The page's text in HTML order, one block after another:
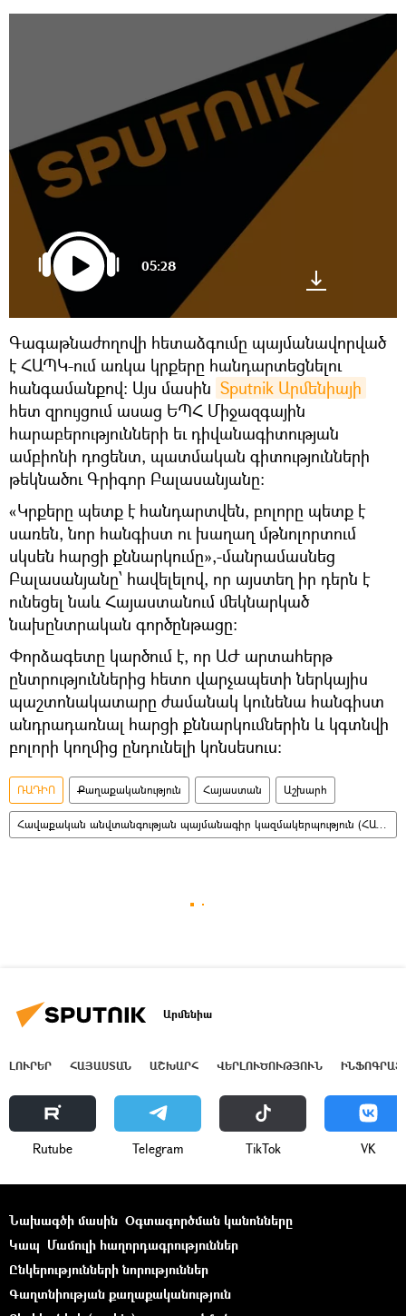
05:28
Գագաթնաժողովի հետաձգումը պայմանավորված
է ՀԱՊԿ-ում առկա կրքերը հանդարտեցնելու
հանգամանքով: Այս մասին Sputnik Արմենիայի
հետ զրույցում ասաց ԵՊՀ Միջազգային
հարաբերությունների եւ դիվանագիտության
ամբիոնի դոցենտ, պատմական գիտությունների
թեկնածու Գրիգոր Բալասանյանը:
«Կրքերը պետք է հանդարտվեն, բոլորը պետք է
սառեն, նոր հանգիստ ու խաղաղ մթնոլորտում
սկսեն հարցի քննարկումը»,-մանրամասնեց
Բալասանյանը՝ հավելելով, որ այստեղ իր դերն է
ունեցել նաև Հայաստանում մեկնարկած
նախընտրական գործընթացը:
Փորձագետը կարծում է, որ ԱԺ արտահերթ
ընտրություններից հետո վարչապետի ներկայիս
պաշտոնակատարը ժամանակ կունենա հանգիստ
անդրադառնալ հարցի քննարկումներին և կգտնվի
բոլորի կողմից ընդունելի կոնսեսուս:
ՌԱԴԻՈ Քաղաքականություն Հայաստան Աշխարհ
Հավաքական անվտանգության պայմանագիր կազմակերպություն (ՀԱՊԿ)
Արմենիա
ԼՈՒՐԵՐ ՀԱՅԱՍՏԱՆ ԱՇԽԱՐՀ ՎԵՐԼՈՒԾՈՒԹՅՈՒՆ
Rutube Telegram ТikТоk VK
Նախագծի մասին Օգտագործման կանոնները
Կապ Մամուլի հաղորդագրություններ
Ընկերությունների նորություններ
Գաղտնիության քաղաքականություն